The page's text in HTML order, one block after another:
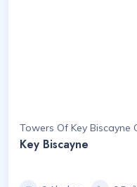
Towers Of Key Biscayne
Key Biscayne